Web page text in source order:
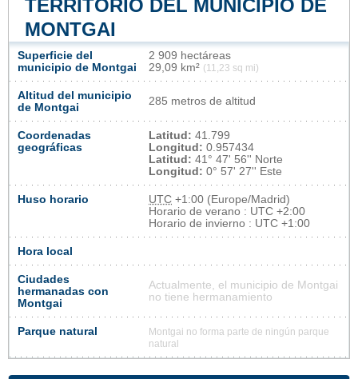
TERRITORIO DEL MUNICIPIO DE
MONTGAI
Superficie del
municipio de Montgai
2 909 hectáreas
29,09 km² (11,23 sq mi)
Altitud del municipio
de Montgai
285 metros de altitud
Coordenadas
geográficas
Latitud: 41.799
Longitud: 0.957434
Latitud: 41° 47' 56'' Norte
Longitud: 0° 57' 27'' Este
Huso horario UTC +1:00 (Europe/Madrid)
Horario de verano : UTC +2:00
Horario de invierno : UTC +1:00
Hora local
Ciudades
hermanadas con
Montgai
Actualmente, el municipio de Montgai
no tiene hermanamiento
Parque natural
Montgai no forma parte de ningún parque
natural